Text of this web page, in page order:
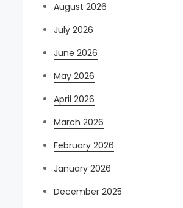
August 2026
July 2026
June 2026
May 2026
April 2026
March 2026
February 2026
January 2026
December 2025